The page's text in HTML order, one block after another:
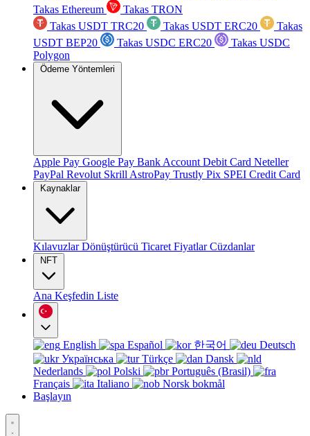
Takas Ethereum
Takas TRON
Takas USDT TRC20
Takas USDT ERC20
Takas
USDT BEP20
Takas USDC ERC20
Takas USDC
Polygon
Ödeme Yöntemleri
Apple Pay Google Pay Bank Account Debit Card Neteller
PayPal Revolut Skrill AstroPay Trustly Pix SPEI Credit Card
Kaynaklar
KılavuzlarDönüştürücü Ticaret FiyatlarCüzdanlar
NFT
Ana Keşfedin Liste
English Español 한국어
Deutsch
Українська
Türkçe
Dansk
Nederlands
Polski
Português (Brasil)
Français
Italiano
Norsk bokmål
Başlayın